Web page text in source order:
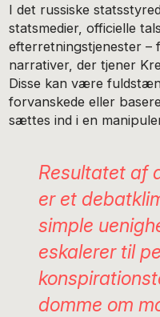
I det russiske
statsmedier, officielle
efterretningstjenester –
narrativer, der tjener
Disse kan være
forvanskede eller
sættes ind i en
Resultatet af
er et
simple
eskalerer til
domme om